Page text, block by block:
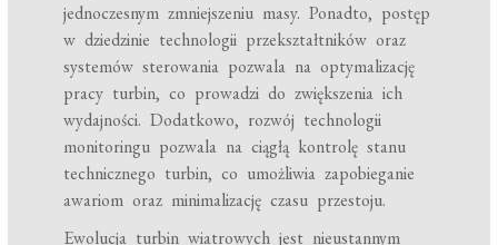
jednoczesnym zmniejszeniu masy. Ponadto, postęp
w dziedzinie technologii przekształtników oraz
systemów sterowania pozwala na optymalizację
pracy turbin, co prowadzi do zwiększenia ich
wydajności. Dodatkowo, rozwój technologii
monitoringu pozwala na ciągłą kontrolę stanu
technicznego turbin, co umożliwia zapobieganie
awariom oraz minimalizację czasu przestoju.
Ewolucja turbin wiatrowych jest nieustannym